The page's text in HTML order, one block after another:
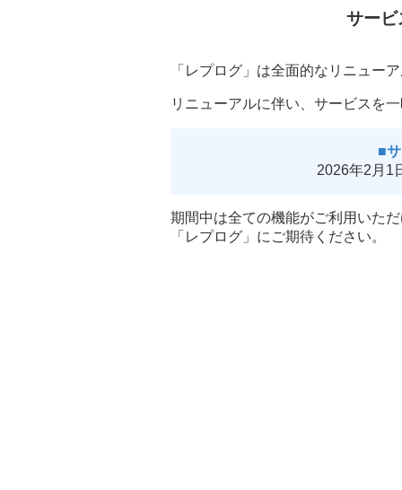
サービ
「レプログ」は全面的なリニュー
リニューアルに伴い、サービスを
■
2026年2月1
期間中は全ての機能がご利用いた
「レプログ」にご期待ください。